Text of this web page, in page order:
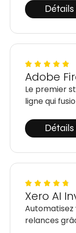
Adobe
Le premier
ligne qui
Xero AI
relances